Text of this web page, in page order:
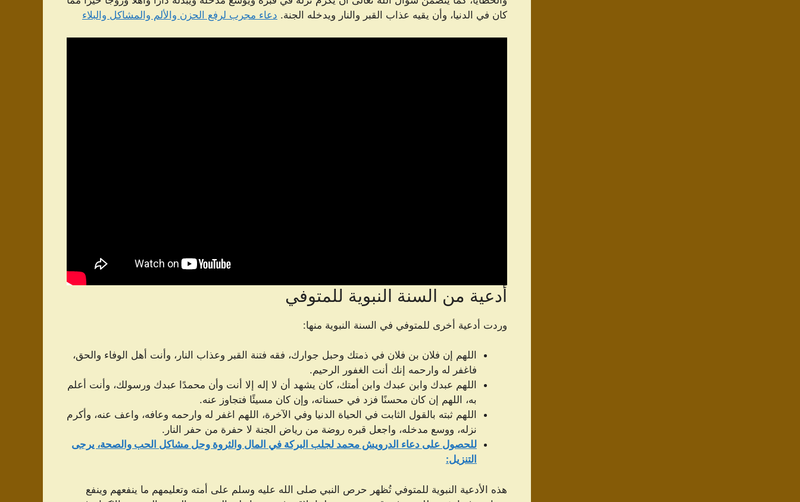
كان في الدنيا، وأن يقيه عذاب القبر والنار ويدخله الجنة. دعاء مجرب لرفع الحزن والألم والمشاكل والبلاء
أدعية من السنة النبوية للمتوفي
وردت أدعية أخرى للمتوفي في السنة النبوية منها:
اللهم إن فلان بن فلان في ذمتك وحبل جوارك، فقه فتنة القبر وعذاب النار، وأنت أهل الوفاء والحق،
فاغفر له وارحمه إنك أنت الغفور الرحيم.
اللهم عبدك وابن عبدك وابن أمتك، كان يشهد أن لا إله إلا أنت وأن محمدًا عبدك ورسولك، وأنت أعلم
به، اللهم إن كان محسنًا فزد في حسناته، وإن كان مسيئًا فتجاوز عنه.
اللهم ثبته بالقول الثابت في الحياة الدنيا وفي الآخرة، اللهم اغفر له وارحمه وعافه، واعف عنه، وأكرم
نزله، ووسع مدخله، واجعل قبره روضة من رياض الجنة لا حفرة من حفر النار.
للحصول على دعاء الدرویش محمد لجلب البركة في المال والثروة وحل مشاكل الحب والصحة، يرجى
التنزيل:
هذه الأدعية النبوية للمتوفي تُظهر حرص النبي صلى الله عليه وسلم على أمته وتعليمهم ما ينفعهم وينفع